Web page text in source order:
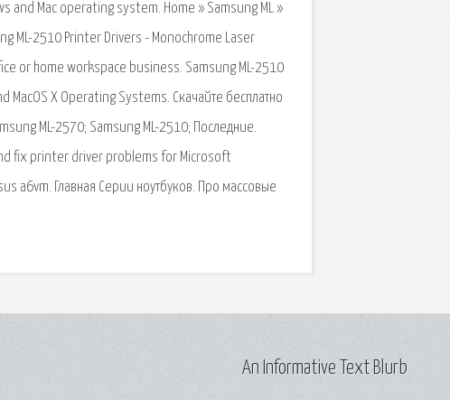
Mac operating system. Home » Samsung ML »
ML-2510 Printer Drivers - Monochrome Laser
or home workspace business. Samsung ML-2510
X Operating Systems. Скачайте бесплатно
ML-2570; Samsung ML-2510; Последние.
fix printer driver problems for Microsoft
a6vm. Главная Серии ноутбуков. Про массовые
An Informative Text Blurb